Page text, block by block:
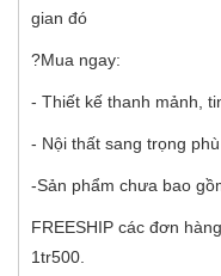
gian đó
?Mua ngay:
- Thiết kế thanh mảnh,
- Nội thất sang trọng
-Sản phẩm chưa bao
FREESHIP các đơn
1tr500.